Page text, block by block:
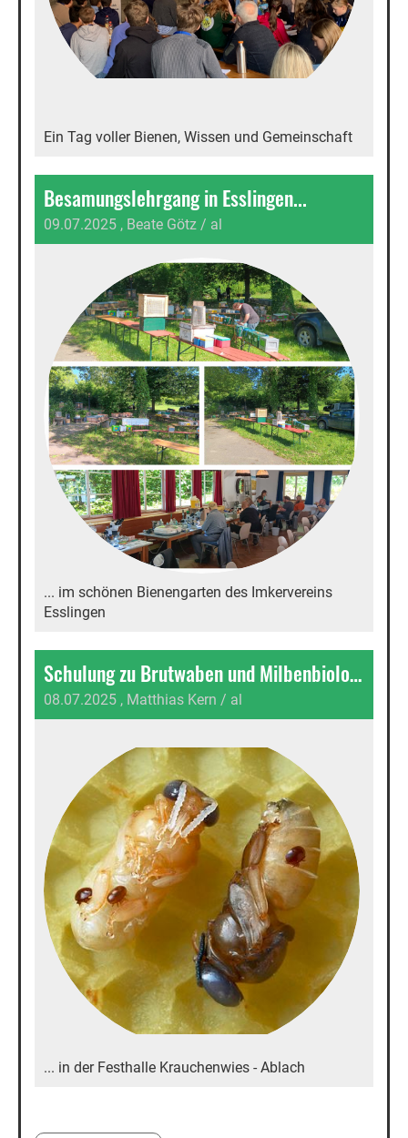
Ein Tag voller Bienen, Wissen und Gemeinschaft
Besamungslehrgang in Esslingen...
09.07.2025 , Beate Götz / al
... im schönen Bienengarten des Imkervereins
Esslingen
Schulung zu Brutwaben und Milbenbiologie...
08.07.2025 , Matthias Kern / al
... in der Festhalle Krauchenwies - Ablach